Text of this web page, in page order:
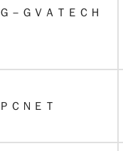
Ｇ－ＧＶＡＴＥＣＨ
ＰＣＮＥＴ